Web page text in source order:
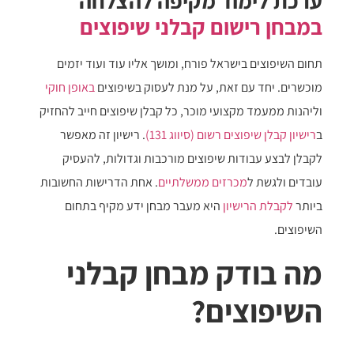
במבחן רישום קבלני שיפוצים
תחום השיפוצים בישראל פורח, ומושך אליו עוד ועוד יזמים
מוכשרים. יחד עם זאת, על מנת לעסוק בשיפוציםבאופן חוקי
וליהנות ממעמד מקצועי מוכר, כל קבלן שיפוצים חייב להחזיק
ברישיון קבלן שיפוצים רשום (סיווג 131)
. רישיון זה מאפשר
לקבלן לבצע עבודות שיפוצים מורכבות וגדולות, להעסיק
עובדים ולגשת למכרזים ממשלתיים. אחת הדרישות החשובות
ביותרלקבלת הרישיון היא מעבר מבחן ידע מקיף בתחום
השיפוצים.
מה בודק מבחן קבלני
השיפוצים?